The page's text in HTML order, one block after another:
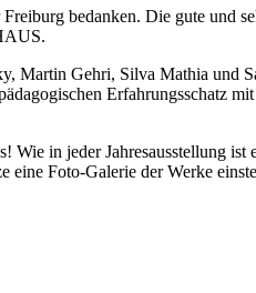
bedanken. Die gute und
Martin Gehri, Silva Mathia und
Erfahrungsschatz
in jeder Jahresausstellung
Foto-Galerie der Werke